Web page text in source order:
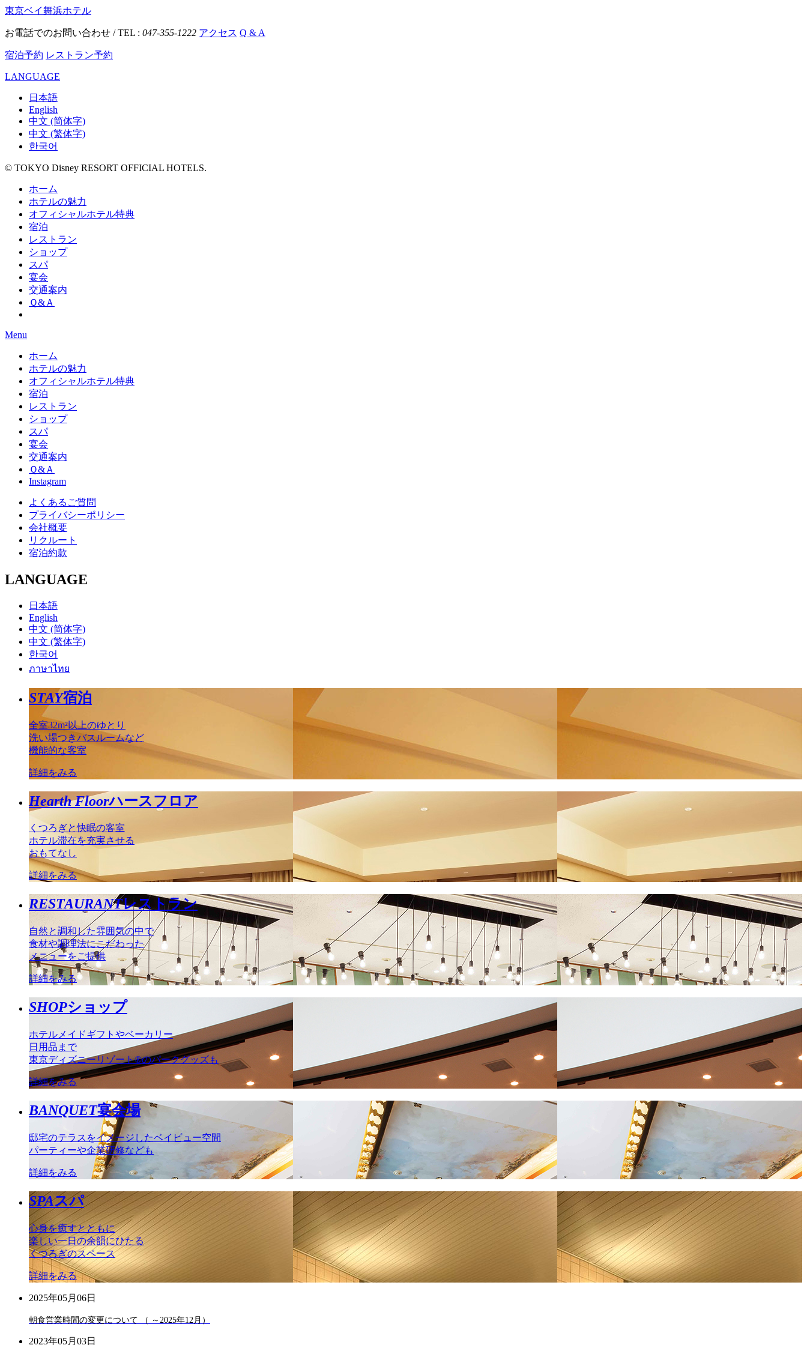
東京ベイ舞浜ホテル
お電話でのお問い合わせ / TEL : 047-355-1222 アクセス Q & A
宿泊予約 レストラン予約
LANGUAGE
日本語
English
中文 (简体字)
中文 (繁体字)
한국어
© TOKYO Disney RESORT OFFICIAL HOTELS.
ホーム
ホテルの魅力
オフィシャルホテル特典
宿泊
レストラン
ショップ
スパ
宴会
交通案内
Ｑ&Ａ
Menu
ホーム
ホテルの魅力
オフィシャルホテル特典
宿泊
レストラン
ショップ
スパ
宴会
交通案内
Ｑ&Ａ
Instagram
よくあるご質問
プライバシーポリシー
会社概要
リクルート
宿泊約款
LANGUAGE
日本語
English
中文 (简体字)
中文 (繁体字)
한국어
ภาษาไทย
STAY宿泊
全室32m²以上のゆとり
洗い場つきバスルームなど
機能的な客室
詳細をみる
Hearth Floorハースフロア
くつろぎと快眠の客室
ホテル滞在を充実させる
おもてなし
詳細をみる
RESTAURANTレストラン
自然と調和した雰囲気の中で
食材や調理法にこだわった
メニューをご提供
詳細をみる
SHOPショップ
ホテルメイドギフトやベーカリー
日用品まで
東京ディズニーリゾート®のパークグッズも
詳細をみる
BANQUET宴会場
邸宅のテラスをイメージしたベイビュー空間
パーティーや企業研修なども
詳細をみる
SPAスパ
心身を癒すとともに
楽しい一日の余韻にひたる
くつろぎのスペース
詳細をみる
2025年05月06日
朝食営業時間の変更について （ ～2025年12月）
2023年05月03日